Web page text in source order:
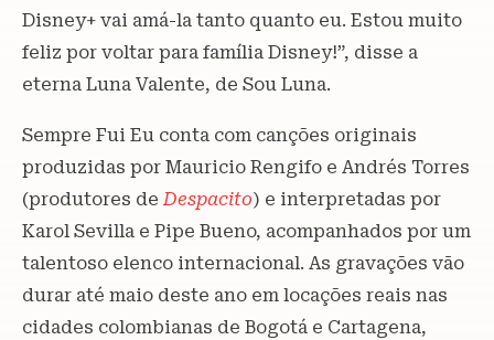
Disney+ vai amá-la tanto quanto eu. Estou muito
feliz por voltar para família Disney!”, disse a
eterna Luna Valente, de Sou Luna.
Sempre Fui Eu conta com canções originais
produzidas por Mauricio Rengifo e Andrés Torres
(produtores deDespacito) e interpretadas por
Karol Sevilla e Pipe Bueno, acompanhados por um
talentoso elenco internacional. As gravações vão
durar até maio deste ano em locações reais nas
cidades colombianas de Bogotá e Cartagena,